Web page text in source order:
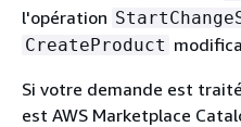
l'opération
CreateProduct
Si votre demande est
est AWS Marketplace